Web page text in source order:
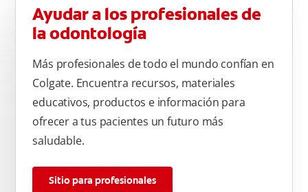
Ayudar a los profesionales de
la odontología
Más profesionales de todo el mundo confían en
Colgate. Encuentra recursos, materiales
educativos, productos e información para
ofrecer a tus pacientes un futuro más
saludable.
Sitio para profesionales